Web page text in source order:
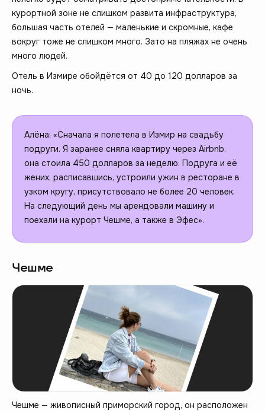
курортной зоне не слишком развита инфраструктура,
большая часть отелей — маленькие и скромные, кафе
вокруг тоже не слишком много. Зато на пляжах не очень
много людей.
Отель в Измире обойдётся от 40 до 120 долларов за
ночь.
Алёна: «Сначала я полетела в Измир на свадьбу
подруги. Я заранее сняла квартиру через Airbnb,
она стоила 450 долларов за неделю. Подруга и её
жених, расписавшись, устроили ужин в ресторане в
узком кругу, присутствовало не более 20 человек.
На следующий день мы арендовали машину и
поехали на курорт Чешме, а также в Эфес».
Чешме
Чешме — живописный приморский город, он расположен